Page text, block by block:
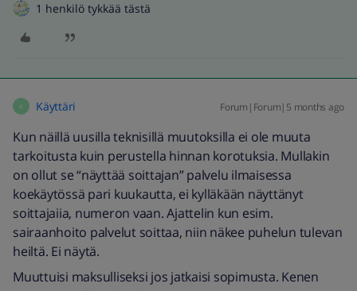
1 henkilö tykkää tästä
K Käyttäri Forum|Forum|5 months ago
Kun näillä uusilla teknisillä muutoksilla ei ole muuta
tarkoitusta kuin perustella hinnan korotuksia. Mullakin
on ollut se “näyttää soittajan” palvelu ilmaisessa
koekäytössä pari kuukautta, ei kylläkään näyttänyt
soittajaiia, numeron vaan. Ajattelin kun esim.
sairaanhoito palvelut soittaa, niin näkee puhelun tulevan
heiltä. Ei näytä.
Muuttuisi maksulliseksi jos jatkaisi sopimusta. Kenen